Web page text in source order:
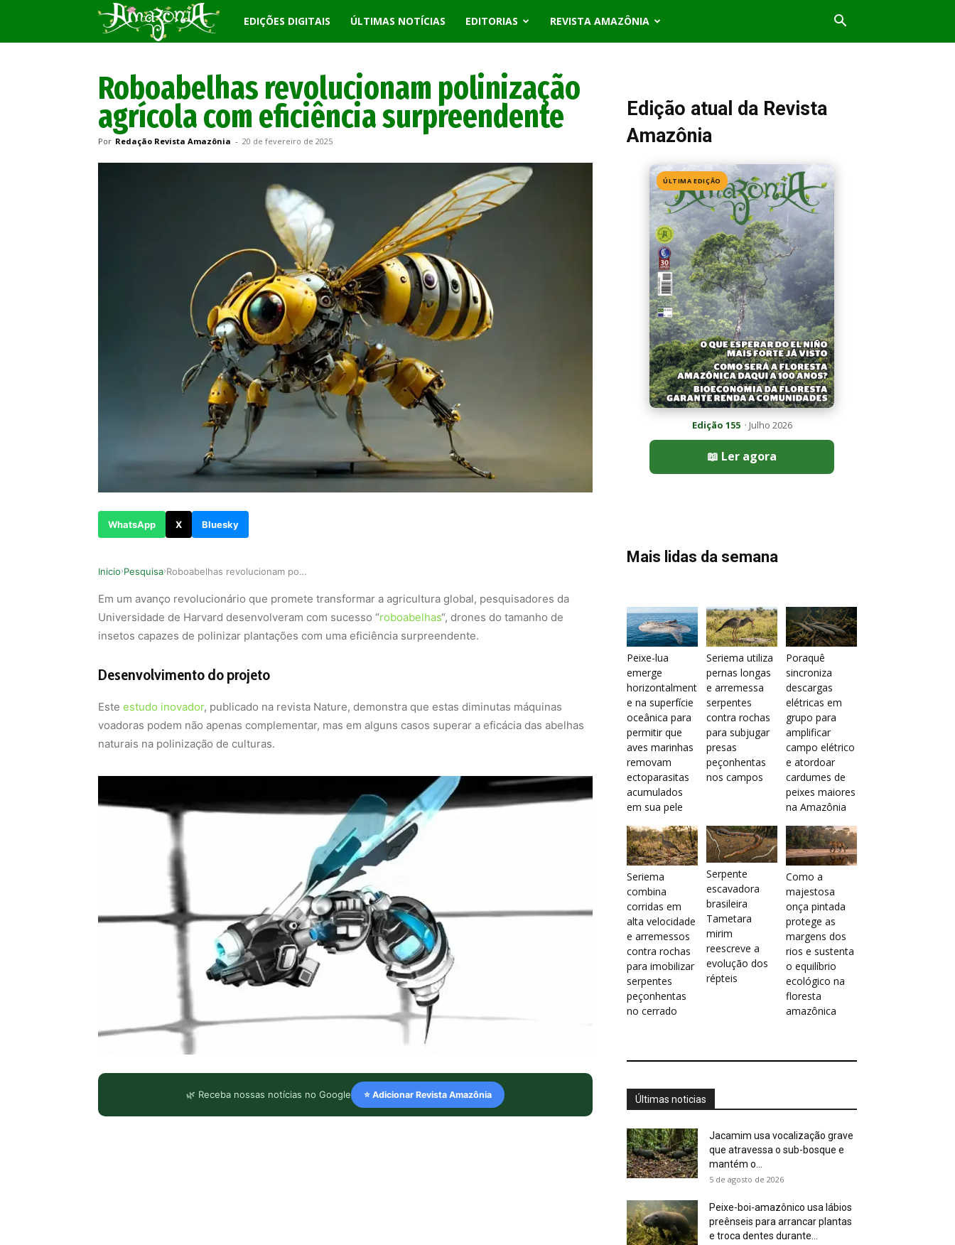
Revista
EDIÇÕES DIGITAIS ÚLTIMAS NOTÍCIAS EDITORIAS REVISTA AMAZÔNIA
Roboabelhas revolucionam polinização
agrícola com eficiência surpreendente
Por Redação Revista Amazônia - 20 de fevereiro de 2025
WhatsApp X Bluesky
Inicio›Pesquisa› Roboabelhas revolucionam polinização agrícola c…
Em um avanço revolucionário que promete transformar a agricultura global, pesquisadores da
Universidade de Harvard desenvolveram com sucesso “roboabelhas“, drones do tamanho de
insetos capazes de polinizar plantações com uma eficiência surpreendente.
Desenvolvimento do projeto
Este estudo inovador, publicado na revista Nature, demonstra que estas diminutas máquinas
voadoras podem não apenas complementar, mas em alguns casos superar a eficácia das abelhas
naturais na polinização de culturas.
🌿 Receba nossas notícias no Google ⭐ Adicionar Revista Amazônia
Edição atual da Revista
Amazônia
ÚLTIMA EDIÇÃO
Edição 155· Julho 2026
📖 Ler agora
Mais lidas da semana
Peixe-lua
emerge
horizontalment
e na superfície
oceânica para
permitir que
aves marinhas
removam
ectoparasitas
acumulados
em sua pele
Seriema utiliza
pernas longas
e arremessa
serpentes
contra rochas
para subjugar
presas
peçonhentas
nos campos
Poraquê
sincroniza
descargas
elétricas em
grupo para
amplificar
campo elétrico
e atordoar
cardumes de
peixes maiores
na Amazônia
Seriema
combina
corridas em
alta velocidade
e arremessos
contra rochas
para imobilizar
serpentes
peçonhentas
no cerrado
Serpente
escavadora
brasileira
Tametara
mirim
reescreve a
evolução dos
répteis
Como a
majestosa
onça pintada
protege as
margens dos
rios e sustenta
o equilíbrio
ecológico na
floresta
amazônica
Últimas noticias
Jacamim usa vocalização grave
que atravessa o sub-bosque e
mantém o...
5 de agosto de 2026
Peixe-boi-amazônico usa lábios
preênseis para arrancar plantas
e troca dentes durante...